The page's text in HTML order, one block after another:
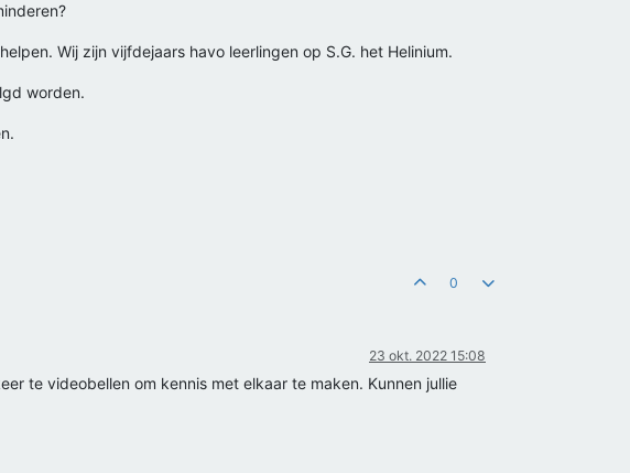
Wij zijn vijfdejaars havo leerlingen op S.G. het Helinium.
worden.
0
23 okt. 2022 15:08
te videobellen om kennis met elkaar te maken. Kunnen jullie